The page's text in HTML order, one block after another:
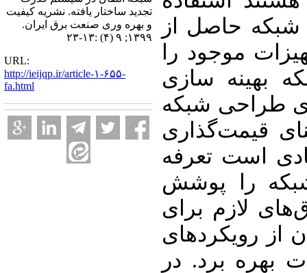
حاصل از
موجود را
بهینه سازی
طراحی شبکه
قیمت‌گذاری
است تعرفه
را پوشش
لازم برای
از رویکردهای
بهره برد. در
تجدید ساختار یافته. نشریه کیفیت
و بهره وری صنعت برق ایران.
۱۳۹۹; ۹ (۴) :۱۳-۲۳
URL:
http://ieijqp.ir/article-۱-۶۵۵-
fa.html